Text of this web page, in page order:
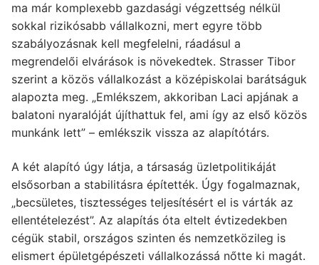
ma már komplexebb gazdasági végzettség nélkül
sokkal rizikósabb vállalkozni, mert egyre több
szabályozásnak kell megfelelni, ráadásul a
megrendelői elvárások is növekedtek. Strasser Tibor
szerint a közös vállalkozást a középiskolai barátságuk
alapozta meg. „Emlékszem, akkoriban Laci apjának a
balatoni nyaralóját újíthattuk fel, ami így az első közös
munkánk lett” – emlékszik vissza az alapítótárs.
A két alapító úgy látja, a társaság üzletpolitikáját
elsősorban a stabilitásra építették. Úgy fogalmaznak,
„becsületes, tisztességes teljesítésért el is várták az
ellentételezést”. Az alapítás óta eltelt évtizedekben
cégük stabil, országos szinten és nemzetközileg is
elismert épületgépészeti vállalkozássá nőtte ki magát.